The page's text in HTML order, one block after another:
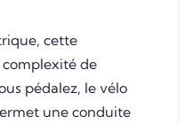
cette
de
pédalez, le vélo
une conduite